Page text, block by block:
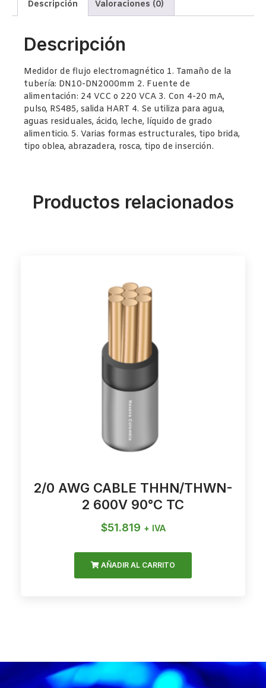
Descripción Valoraciones (0)
Descripción
Medidor de flujo electromagnético 1. Tamaño de la
tubería: DN10-DN2000mm 2. Fuente de
alimentación: 24 VCC o 220 VCA 3. Con 4-20 mA,
pulso, RS485, salida HART 4. Se utiliza para agua,
aguas residuales, ácido, leche, líquido de grado
alimenticio. 5. Varias formas estructurales, tipo brida,
tipo oblea, abrazadera, rosca, tipo de inserción.
Productos relacionados
2/0 AWG CABLE THHN/THWN-
2 600V 90°C TC
$51.819 + IVA
AÑADIR AL CARRITO